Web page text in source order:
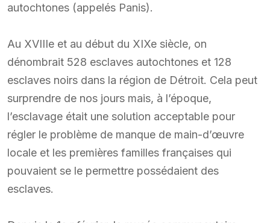
autochtones (appelés Panis).
Au XVIIIe et au début du XIXe siècle, on
dénombrait 528 esclaves autochtones et 128
esclaves noirs dans la région de Détroit. Cela peut
surprendre de nos jours mais, à l’époque,
l’esclavage était une solution acceptable pour
régler le problème de manque de main-d’œuvre
locale et les premières familles françaises qui
pouvaient se le permettre possédaient des
esclaves.